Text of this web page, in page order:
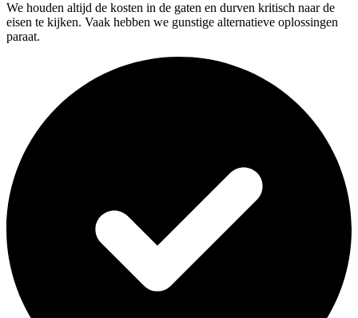
We houden altijd de kosten in de gaten en durven kritisch naar de
eisen te kijken. Vaak hebben we gunstige alternatieve oplossingen
paraat.